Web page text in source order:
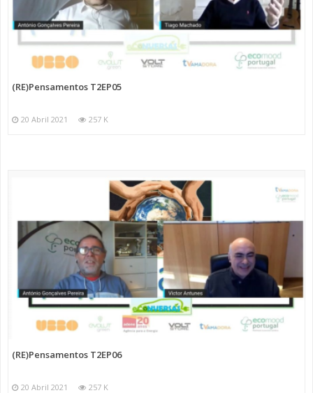
(RE)Pensamentos T2EP05
20 Abril 2021 257 K
(RE)Pensamentos T2EP06
20 Abril 2021 257 K